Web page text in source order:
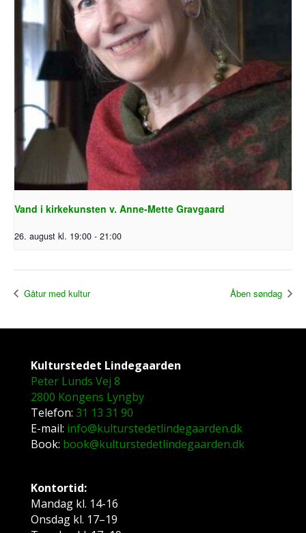
Vand i kirkekunsten v. Anne-Mette Gravgaard
26. august kl. 19:00 - 21:00
Gåtur med kultur Åben søndag
Kulturstedet Lindegaarden
Peter Lunds Vej 8
2800 Kongens Lyngby
Telefon: 31 13 31 90
E-mail: info@kulturstedetlindegaarden.dk
Book: book@kulturstedetlindegaarden.dk
Kontortid:
Mandag kl. 14-16
Onsdag kl. 17–19